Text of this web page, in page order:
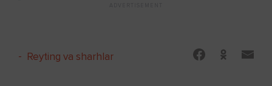
- Reyting va sharhlar